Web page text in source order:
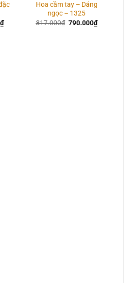
₫Giá
hiện
Hoa cầm tay – Dáng
ngọc – 1325
817.000₫ Giá
790.000₫Giá
hiện